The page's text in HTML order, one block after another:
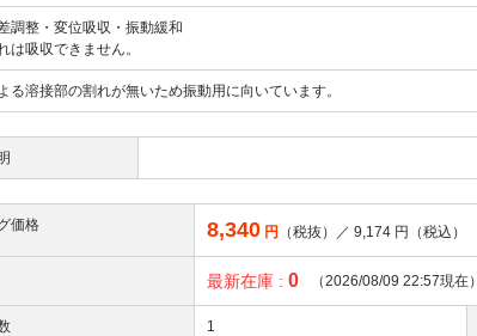
調整・変位吸収・振動緩和
は吸収できません。
る溶接部の割れが無いため振動用に向いています。
価格 8,340 円 （税抜）／9,174 円（税込）
最新在庫 :0 （2026/08/09 22:57現在）
1